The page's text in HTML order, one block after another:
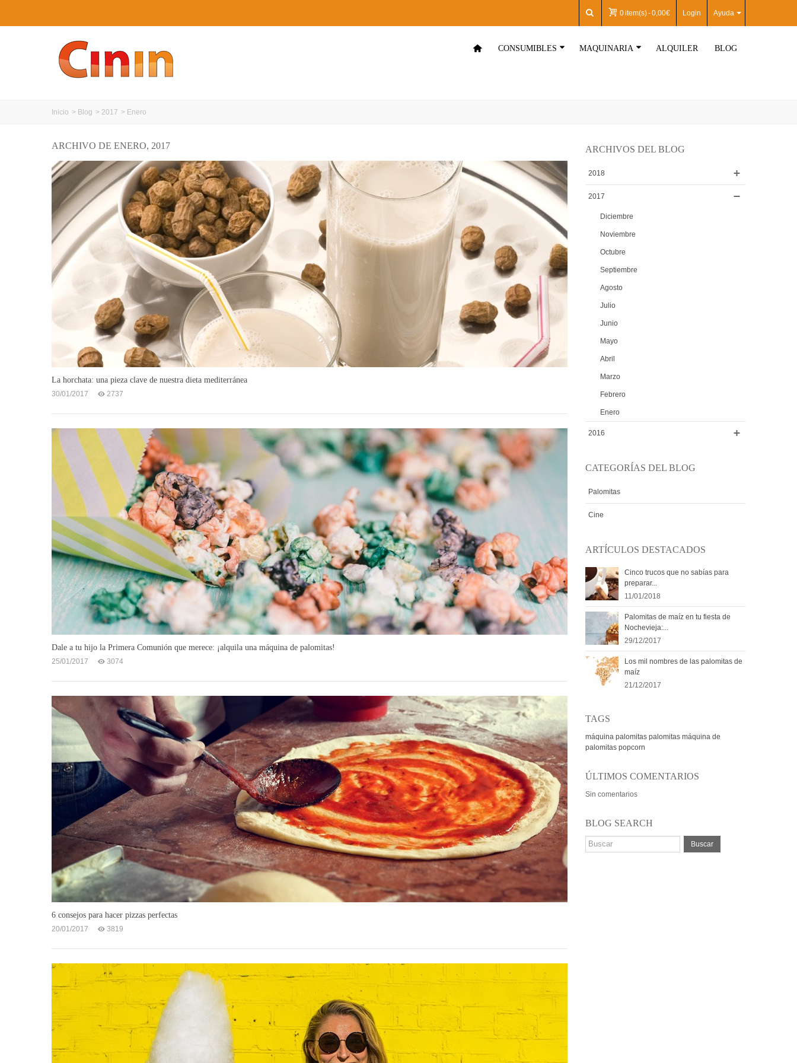
Ayuda
Login
0item(s)-0,00€
CONSUMIBLES MAQUINARIA ALQUILER BLOG
Inicio > Blog > 2017 > Enero
ARCHIVO DE ENERO, 2017
La horchata: una pieza clave de nuestra dieta mediterránea
30/01/2017 2737
Dale a tu hijo la Primera Comunión que merece: ¡alquila una máquina de palomitas!
25/01/2017 3074
6 consejos para hacer pizzas perfectas
20/01/2017 3819
ARCHIVOS DEL BLOG
2018
2017
Diciembre
Noviembre
Octubre
Septiembre
Agosto
Julio
Junio
Mayo
Abril
Marzo
Febrero
Enero
2016
CATEGORÍAS DEL BLOG
Palomitas
Cine
ARTÍCULOS DESTACADOS
Cinco trucos que no sabías para
preparar...
11/01/2018
Palomitas de maíz en tu fiesta de
Nochevieja:...
29/12/2017
Los mil nombres de las palomitas de
maíz
21/12/2017
TAGS
máquina palomitas palomitas máquina de
palomitas popcorn
ÚLTIMOS COMENTARIOS
Sin comentarios
BLOG SEARCH
Buscar